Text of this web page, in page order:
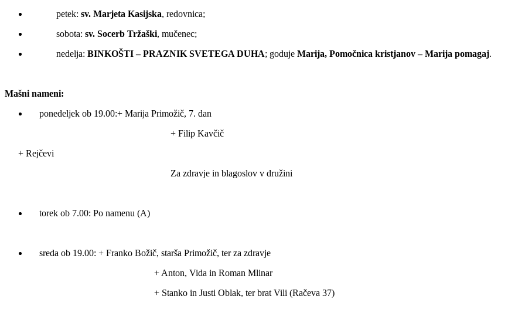
petek: sv. Marjeta Kasijska, redovnica;
sobota: sv. Socerb Tržaški, mučenec;
nedelja: BINKOŠTI – PRAZNIK SVETEGA DUHA; goduje Marija, Pomočnica kristjanov – Marija pomagaj.
Mašni nameni:
ponedeljek ob 19.00:+ Marija Primožič, 7. dan
+ Filip Kavčič
+ Rejčevi
Za zdravje in blagoslov v družini
torek ob 7.00: Po namenu (A)
sreda ob 19.00: + Franko Božič, starša Primožič, ter za zdravje
+ Anton, Vida in Roman Mlinar
+ Stanko in Justi Oblak, ter brat Vili (Račeva 37)